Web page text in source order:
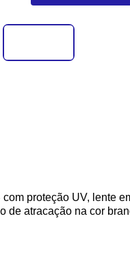
proteção UV, lente
de atracação na cor